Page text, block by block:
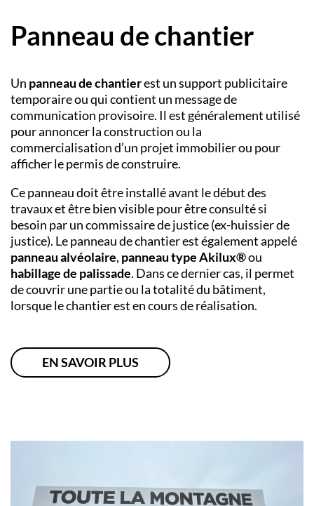
Panneau de chantier
Un panneau de chantierest un support publicitaire
temporaire ou qui contient un message de
communication provisoire. Il est généralement utilisé
pour annoncer la construction ou la
commercialisation d’un projet immobilier ou pour
afficher le permis de construire.
Ce panneau doit être installé avant le début des
travaux et être bien visible pour être consulté si
besoin par un commissaire de justice (ex-huissier de
justice). Le panneau de chantier est également appelé
panneau alvéolaire, panneau type Akilux®ou
habillage de palissade. Dans ce dernier cas, il permet
de couvrir une partie ou la totalité du bâtiment,
lorsque le chantier est en cours de réalisation.
EN SAVOIR PLUS